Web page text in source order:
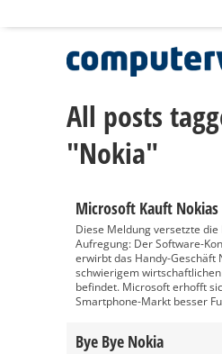
All posts
"Nokia"
Microsoft Kauft Nokias
Diese Meldung versetzte
Aufregung: Der Software-
erwirbt das Handy-Geschäft
schwierigem
befindet. Microsoft erhofft
Smartphone-Markt besser
Bye Bye Nokia